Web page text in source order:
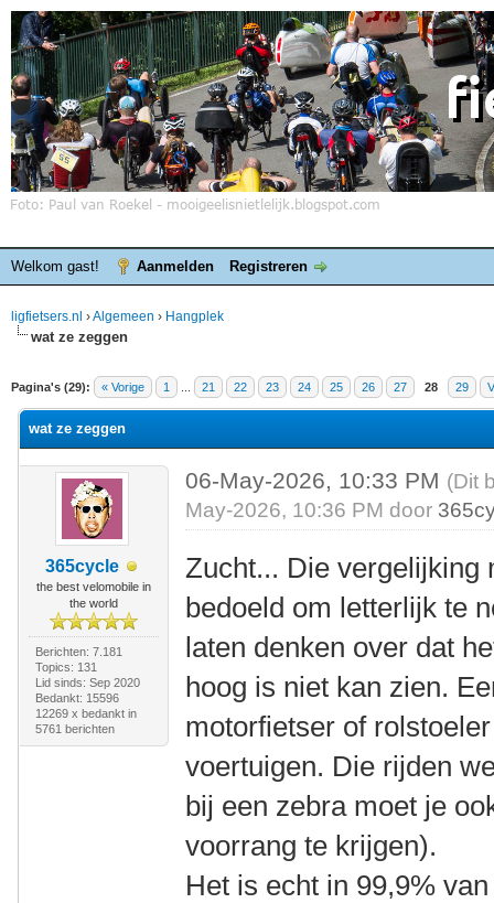
Welkom gast! Aanmelden Registreren
ligfietsers.nl ›Algemeen › Hangplek
wat ze zeggen
Pagina's (29): « Vorige 1 21 22 23 24 25 26 27 28 29
waardering is 0
wat ze zeggen
365cycle
the best velomobile in
the world
Berichten: 7.181
Topics: 131
Lid sinds: Sep 2020
Bedankt: 15596
12269 x bedankt in
5761 berichten
06-May-2026, 10:33 PM (Dit
May-2026, 10:36 PM door
Zucht... Die vergelijking
bedoeld om letterlijk te
laten denken over dat
hoog is niet kan zien.
motorfietser of
voertuigen. Die rijden
bij een zebra moet je
voorrang te krijgen).
Het is echt in 99,9%